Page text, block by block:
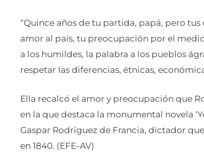
“Quince años de tu partida, papá, pero
amor al país, tu preocupación por el
a los humildes, la palabra a los pueblos
respetar las diferencias, étnicas,
Ella recalcó el amor y preocupación que
en la que destaca la monumental novela
Gaspar Rodríguez de Francia, dictador
en 1840. (EFE-AV)